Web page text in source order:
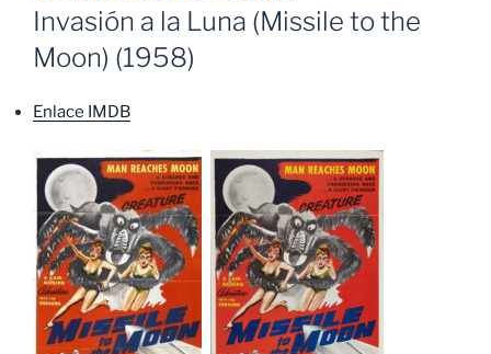
EL
Invasión a la Luna (Missile to the
Moon) (1958)
Enlace IMDB